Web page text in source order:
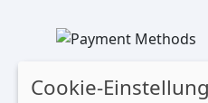
Cookie-